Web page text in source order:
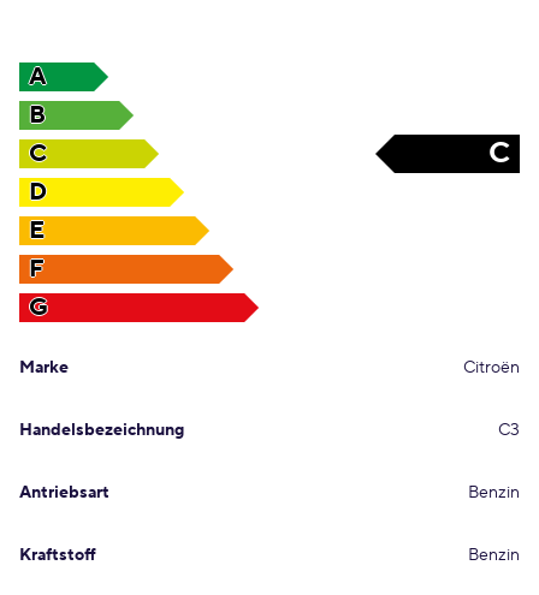
A
B
C
C
D
E
F
G
Marke Citroën
Handelsbezeichnung C3
Antriebsart Benzin
Kraftstoff Benzin